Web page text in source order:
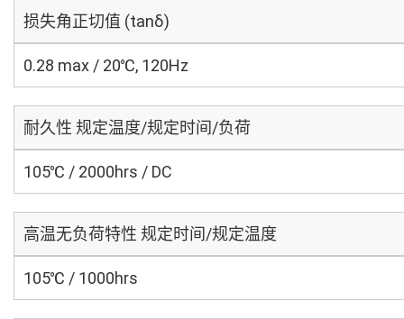
损失角正切值 (tanδ)
0.28 max / 20℃, 120Hz
耐久性 规定温度/规定时间/负荷
105℃ / 2000hrs / DC
高温无负荷特性 规定时间/规定温度
105℃ / 1000hrs